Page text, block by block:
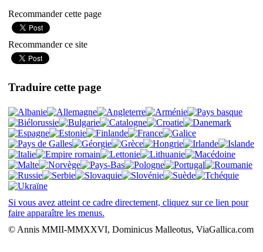
Recommander cette page
Recommander ce site
Traduire cette page
Si vous avez atteint ce cadre directement, cliquez sur ce lien pour
faire apparaître les menus.
© Annis MMII-MMXXVI, Dominicus Malleotus, ViaGallica.com